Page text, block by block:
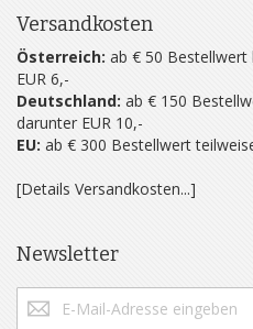
Versandkosten
Österreich: ab € 50 Bestellwert
EUR 6,-
Deutschland: ab € 150
darunter EUR 10,-
EU: ab € 300 Bestellwert
[Details Versandkosten...]
Newsletter